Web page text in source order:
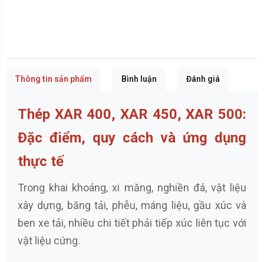
Thông tin sản phẩm Bình luận Đánh giá
Thép XAR 400, XAR 450, XAR 500:
Đặc điểm, quy cách và ứng dụng
thực tế
Trong khai khoáng, xi măng, nghiền đá, vật liệu
xây dựng, băng tải, phễu, máng liệu, gầu xúc và
ben xe tải, nhiều chi tiết phải tiếp xúc liên tục với
vật liệu cứng.